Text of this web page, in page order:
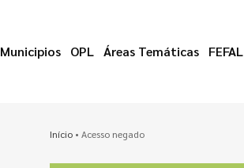
Municipios OPL Áreas Temáticas FEFAL
Início• Acesso negado